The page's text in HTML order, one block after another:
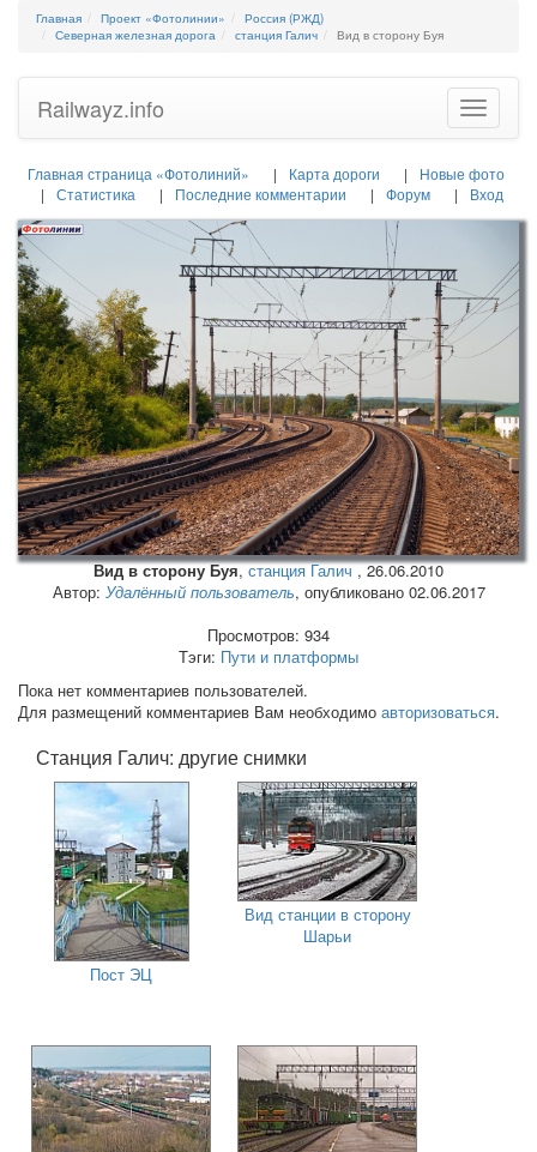
Главная Проект «Фотолинии»
Россия (РЖД)
Северная железная дорога
станция Галич Вид в сторону Буя
Toggle
Railwayz.info
Главная страница «Фотолиний» Карта дороги
Новые фото
Статистика
Последние комментарии Форум Вход
Вид в сторону Буя,станция Галич ,26.06.2010
Автор: Удалённый пользователь, опубликовано 02.06.2017
Просмотров: 934
Тэги: Пути и платформы
Пока нет комментариев пользователей.
Для размещений комментариев Вам необходимо авторизоваться.
Станция Галич: другие снимки
Пост ЭЦ
Вид станции в сторону
Шарьи